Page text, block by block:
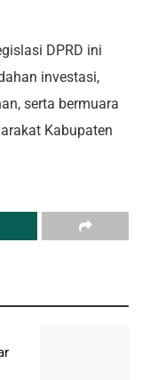
DPRD ini
investasi,
serta bermuara
Kabupaten